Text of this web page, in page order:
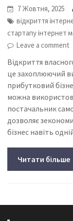
7 Жовтня, 2025
відкриття
стартапу інтернет
Leave a comment
Відкриття
це захоплюючий
прибутковий
можна
постачальник
дозволяє
бізнес навіть
Читати більше